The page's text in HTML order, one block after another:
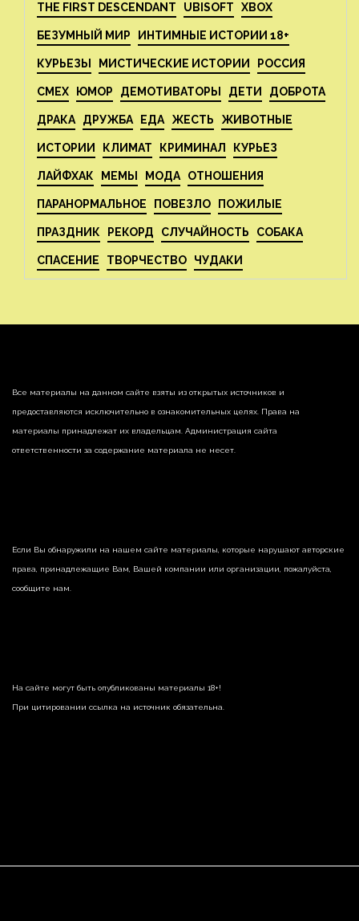
THE FIRST DESCENDANT UBISOFT XBOX
БЕЗУМНЫЙ МИР ИНТИМНЫЕ ИСТОРИИ 18+
КУРЬЕЗЫ МИСТИЧЕСКИЕ ИСТОРИИ РОССИЯ
СМЕХ ЮМОР ДЕМОТИВАТОРЫ ДЕТИ ДОБРОТА
ДРАКА ДРУЖБА ЕДА ЖЕСТЬ ЖИВОТНЫЕ
ИСТОРИИ КЛИМАТ КРИМИНАЛ КУРЬЕЗ
ЛАЙФХАК МЕМЫ МОДА ОТНОШЕНИЯ
ПАРАНОРМАЛЬНОЕ ПОВЕЗЛО ПОЖИЛЫЕ
ПРАЗДНИК РЕКОРД СЛУЧАЙНОСТЬ СОБАКА
СПАСЕНИЕ ТВОРЧЕСТВО ЧУДАКИ
Все материалы на данном сайте взяты из открытых источников и
предоставляются исключительно в ознакомительных целях. Права на
материалы принадлежат их владельцам. Администрация сайта
ответственности за содержание материала не несет.
Если Вы обнаружили на нашем сайте материалы, которые нарушают авторские
права, принадлежащие Вам, Вашей компании или организации, пожалуйста,
сообщите нам.
На сайте могут быть опубликованы материалы 18+!
При цитировании ссылка на источник обязательна.